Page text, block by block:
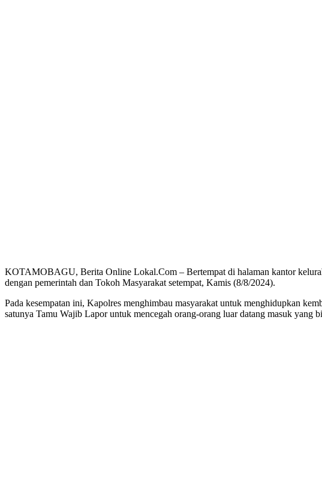
KOTAMOBAGU, Berita Online Lokal.Com – Bertempat di halaman kantor
dengan pemerintah dan Tokoh Masyarakat setempat, Kamis (8/8/2024).
Pada kesempatan ini, Kapolres menghimbau masyarakat untuk menghidupkan
satunya Tamu Wajib Lapor untuk mencegah orang-orang luar datang masuk yang